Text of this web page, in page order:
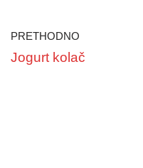
PRETHODNO
Jogurt kolač